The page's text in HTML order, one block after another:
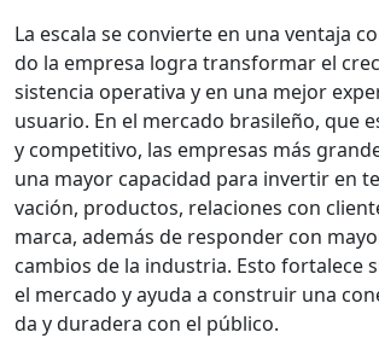
La escala se con­vierte en una ven­ta­ja
do la empre­sa logra trans­for­mar el
sis­ten­cia oper­a­ti­va y en una mejor
usuario. En el mer­ca­do brasileño, que
y com­pet­i­ti­vo, las empre­sas más
una may­or capaci­dad para inver­tir en
vación, pro­duc­tos, rela­ciones con
mar­ca, además de respon­der con
cam­bios de la indus­tria. Esto for­t­alece
el mer­ca­do y ayu­da a con­stru­ir una
da y duradera con el públi­co.